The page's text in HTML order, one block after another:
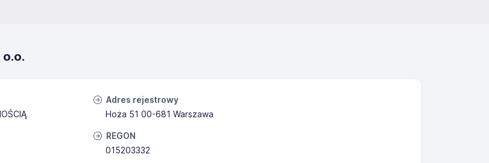
Adres rejestrowy
Hoża 51 00-681 Warszawa
REGON
015203332